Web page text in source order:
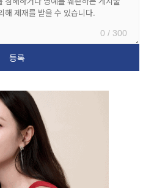
0 / 300